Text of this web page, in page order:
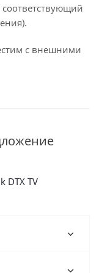
соответствующий
с внешними
DTX TV